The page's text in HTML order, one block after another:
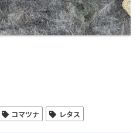
コマツナ レタス